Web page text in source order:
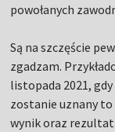
powołanych
Są na szczęście
zgadzam.
listopada 2021,
zostanie uznany
wynik oraz rezultat